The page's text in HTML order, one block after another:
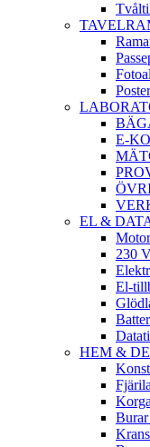
E-
EL &
230
El-
HEM &